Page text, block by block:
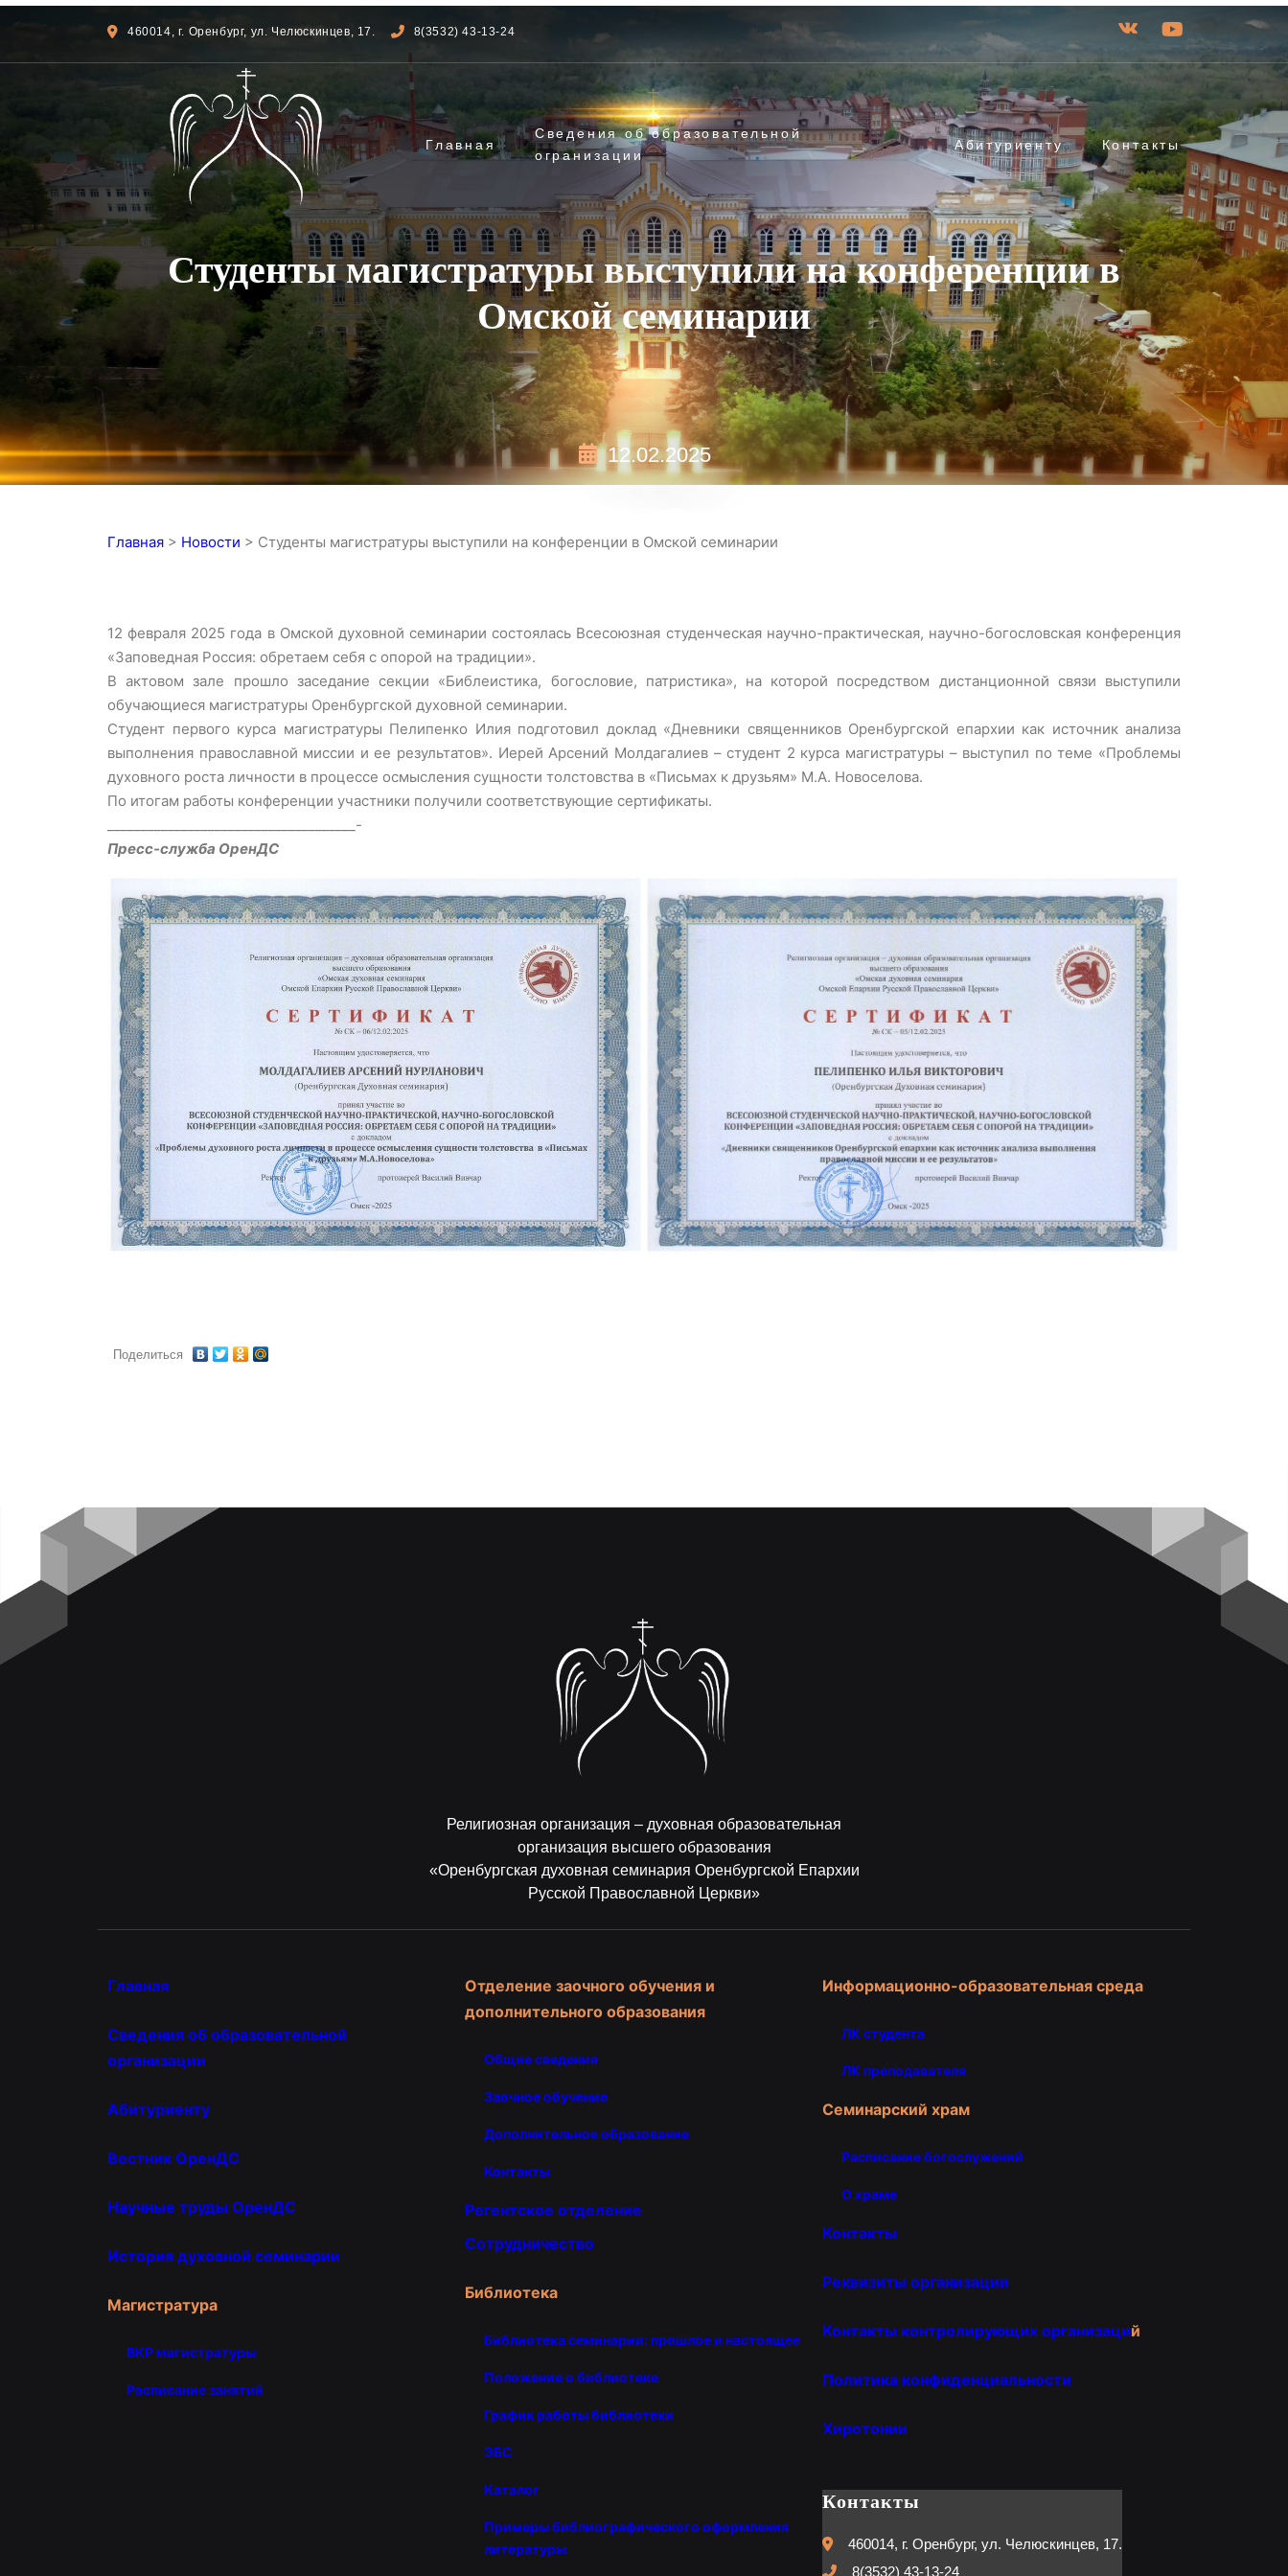
460014, г. Оренбург, ул. Челюскинцев, 17. 8(3532) 43-13-24
Главная
Сведения об образовательной
огранизации
Абитуриенту Контакты
Студенты магистратуры выступили на конференции в
Омской семинарии
12.02.2025
Главная > Новости > Студенты магистратуры выступили на конференции в Омской семинарии
12 февраля 2025 года в Омской духовной семинарии состоялась Всесоюзная студенческая научно-практическая, научно-богословская конференция
«Заповедная Россия: обретаем себя с опорой на традиции».
В актовом зале прошло заседание секции «Библеистика, богословие, патристика», на которой посредством дистанционной связи выступили
обучающиеся магистратуры Оренбургской духовной семинарии.
Студент первого курса магистратуры Пелипенко Илия подготовил доклад «Дневники священников Оренбургской епархии как источник анализа
выполнения православной миссии и ее результатов». Иерей Арсений Молдагалиев – студент 2 курса магистратуры – выступил по теме «Проблемы
духовного роста личности в процессе осмысления сущности толстовства в «Письмах к друзьям» М.А. Новоселова.
По итогам работы конференции участники получили соответствующие сертификаты.
_____________________________________-
Пресс-служба ОренДС
Поделиться
Религиозная организация – духовная образовательная
организация высшего образования
«Оренбургская духовная семинария Оренбургской Епархии
Русской Православной Церкви»
Главная
Сведения об образовательной
организации
Абитуриенту
Вестник ОренДС
Научные труды ОренДС
История духовной семинарии
Магистратура
ВКР магистратуры
Расписание занятий
Отделение заочного обучения и
дополнительного образования
Общие сведения
Заочное обучение
Дополнительное образование
Контакты
Регентское отделение
Сотрудничество
Библиотека
Библиотека семинарии: прошлое и настоящее
Положение о библиотеке
График работы библиотеки
ЭБС
Каталог
Примеры библиографического оформления
литературы
Информационно-образовательная среда
ЛК студента
ЛК преподавателя
Семинарский храм
Расписание богослужений
О храме
Контакты
Реквизиты организации
Контакты контролирующих организаций
Политика конфиденциальности
Хиротонии
Контакты
460014, г. Оренбург, ул. Челюскинцев, 17.
8(3532) 43-13-24